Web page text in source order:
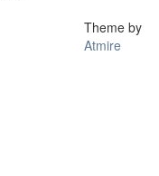
Theme by
Atmire